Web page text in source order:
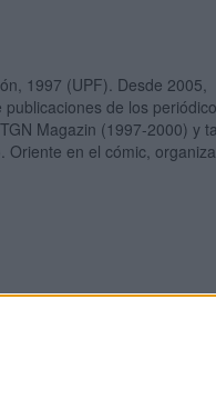
1997 (UPF). Desde 2005,
de los
Magazin (1997-2000) y
Oriente en el cómic,